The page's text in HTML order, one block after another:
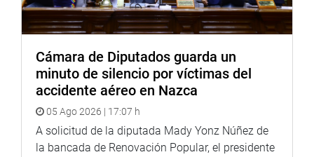
Cámara de Diputados guarda un
minuto de silencio por víctimas del
accidente aéreo en Nazca
05 Ago 2026 | 17:07 h
A solicitud de la diputada Mady Yonz Núñez de
la bancada de Renovación Popular, el presidente